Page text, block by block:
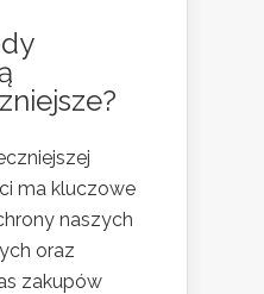
ma kluczowe
naszych
oraz
zakupów